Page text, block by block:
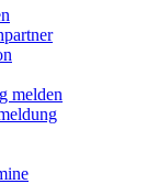
melden